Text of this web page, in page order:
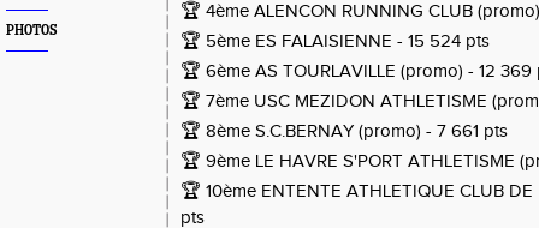
PHOTOS
🏆 4ème ALENCON RUNNING CLUB
🏆 5ème ES FALAISIENNE - 15 524 pts
🏆 6ème AS TOURLAVILLE (promo) - 12 369
🏆 7ème USC MEZIDON ATHLETISME
🏆 8ème S.C.BERNAY (promo) - 7 661 pts
🏆 9ème LE HAVRE S'PORT ATHLETISME
🏆 10ème ENTENTE ATHLETIQUE CLUB
pts